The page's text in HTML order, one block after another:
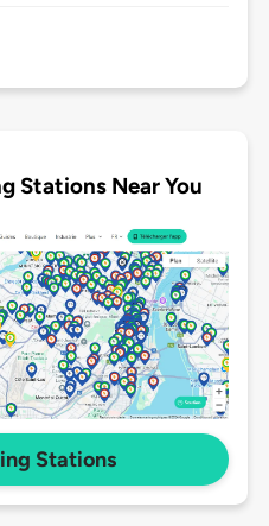
Stations Near You
Stations